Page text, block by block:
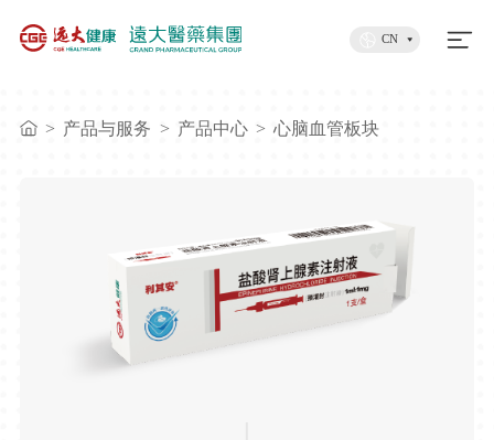
CN
> 产品与服务 > 产品中心 > 心脑血管板块